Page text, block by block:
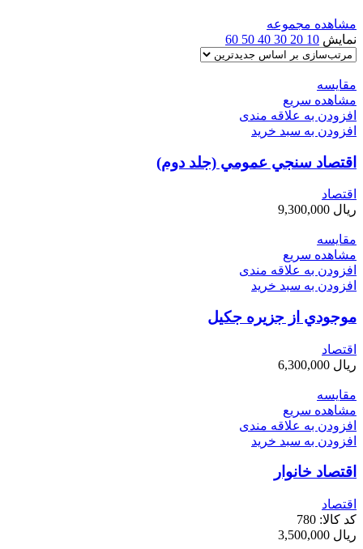
مشاهده مجموعه
نمایش 10
20
30
40
50
60
مقایسه
مشاهده سریع
افزودن به علاقه مندی
افزودن به سبد خرید
اقتصاد سنجي عمومي (جلد دوم)
اقتصاد
ریال
مقایسه
مشاهده سریع
افزودن به علاقه مندی
افزودن به سبد خرید
موجودي از جزيره جكيل
اقتصاد
ریال
مقایسه
مشاهده سریع
افزودن به علاقه مندی
افزودن به سبد خرید
اقتصاد خانوار
اقتصاد
کد کالا: 780
ریال